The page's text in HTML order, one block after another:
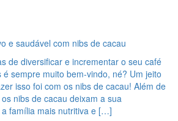
e saudável com nibs de cacau
de diversificar e incrementar o seu café
sempre muito bem-vindo, né? Um jeito
isso foi com os nibs de cacau! Além de
nibs de cacau deixam a sua
família mais nutritiva e […]